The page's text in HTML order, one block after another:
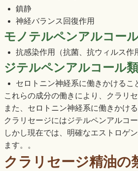
鎮静
神経バランス回復作用
モノテルペンアルコー
抗感染作用（抗菌、抗ウィルス作
ジテルペンアルコール
セロトニン神経系に働きかけるこ
これらの成分の働きにより、クラリ
また、セロトニン神経系に働きかけ
クラリセージにはジテルペンアルコ
しかし現在では、明確なエストロゲ
ます。。
クラリセージ精油の